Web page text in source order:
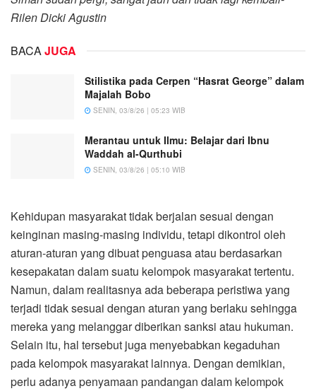
Rilen Dicki Agustin
BACA JUGA
Stilistika pada Cerpen “Hasrat George” dalam
Majalah Bobo
SENIN, 03/8/26 | 05:23 WIB
Merantau untuk Ilmu: Belajar dari Ibnu
Waddah al-Qurthubi
SENIN, 03/8/26 | 05:10 WIB
Kehidupan masyarakat tidak berjalan sesuai dengan
keinginan masing-masing individu, tetapi dikontrol oleh
aturan-aturan yang dibuat penguasa atau berdasarkan
kesepakatan dalam suatu kelompok masyarakat tertentu.
Namun, dalam realitasnya ada beberapa peristiwa yang
terjadi tidak sesuai dengan aturan yang berlaku sehingga
mereka yang melanggar diberikan sanksi atau hukuman.
Selain itu, hal tersebut juga menyebabkan kegaduhan
pada kelompok masyarakat lainnya. Dengan demikian,
perlu adanya penyamaan pandangan dalam kelompok